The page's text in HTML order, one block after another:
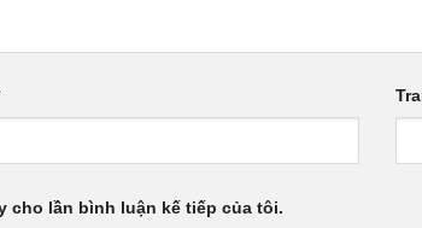
cho lần bình luận kế tiếp của tôi.